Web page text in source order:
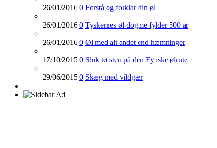
26/01/2016 0 Forstå og forklar din øl
26/01/2016 0 Tyskernes øl-dogme fylder 500 år
26/01/2016 0 Øl med alt andet end hæmninger
17/10/2015 0 Sluk tørsten på den Fynske ølrute
29/06/2015 0 Skæg med vildgær